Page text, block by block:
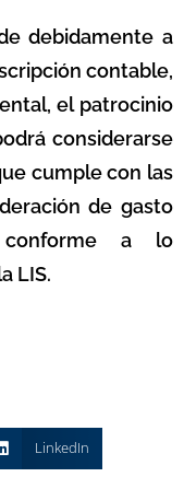
debidamente a
contable,
el patrocinio
considerarse
cumple con las
de gasto
conforme a lo
LIS.
LinkedIn